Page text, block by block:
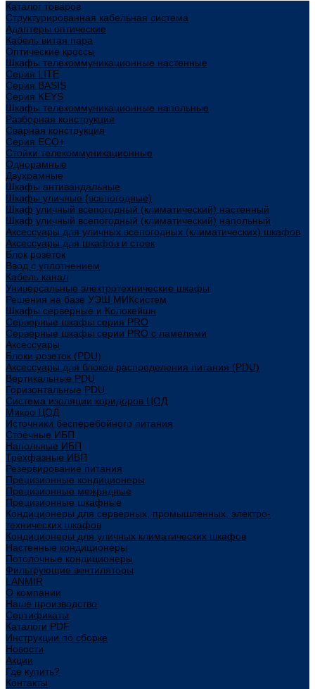
Каталог товаров
Структурированная кабельная система
Адаптеры оптические
Кабель витая пара
Оптические кроссы
Шкафы телекоммуникационные настенные
Cерия LITE
Cерия BASIS
Cерия KEYS
Шкафы телекоммуникационные напольные
Разборная конструкция
Сварная конструкция
Серия ECO+
Стойки телекоммуникационные
Однорамные
Двухрамные
Шкафы антивандальные
Шкафы уличные (всепогодные)
Шкаф уличный всепогодный (климатический) настенный
Шкаф уличный всепогодный (климатический) напольный
Аксессуары для уличных всепогодных (климатических) шкафов
Аксессуары для шкафов и стоек
Блок розеток
Ввод с уплотнением
Кабель канал
Универсальные электротехнические шкафы
Решения на базе УЭШ МИКсистем
Шкафы серверные и Колокейшн
Серверные шкафы серия PRO
Серверные шкафы серии PRO с ламелями
Аксессуары
Блоки розеток (PDU)
Аксессуары для блоков распределения питания (PDU)
Вертикальные PDU
Горизонтальные PDU
Система изоляции коридоров ЦОД
Микро ЦОД
Источники бесперебойного питания
Стоечные ИБП
Напольные ИБП
Трёхфазные ИБП
Резервирование питания
Прецизионные кондиционеры
Прецизионные межрядные
Прецизионные шкафные
Кондиционеры для серверных, промышленных, электро-
технических шкафов
Кондиционеры для уличных климатических шкафов
Настенные кондиционеры
Потолочные кондиционеры
Фильтрующие вентиляторы
LANMIR
О компании
Наше производство
Сертификаты
Каталоги PDF
Инструкции по сборке
Новости
Акции
Где купить?
Контакты